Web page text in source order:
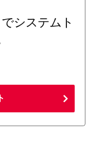
システムト